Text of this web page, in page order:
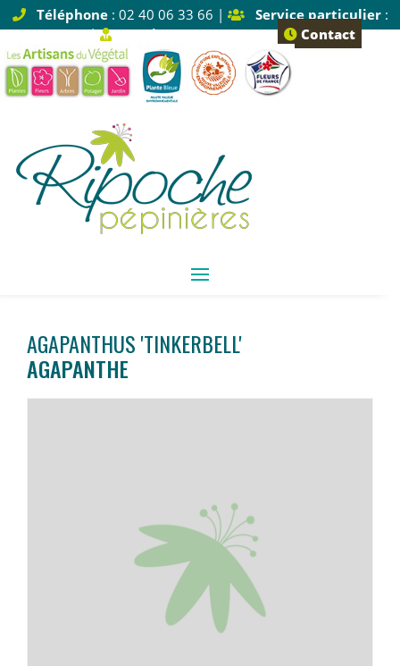
Téléphone: 02 40 06 33 66 | Service particulier:
Tapez 1 |
Service pro: Tapez 2 Contact
AGAPANTHUS 'TINKERBELL'
AGAPANTHE